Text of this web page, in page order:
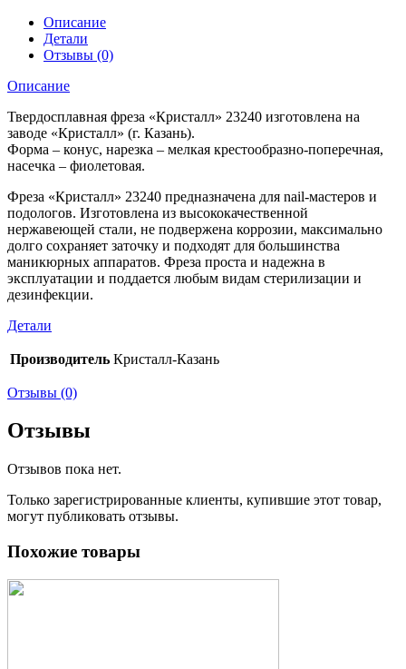
Описание
Детали
Отзывы (0)
Описание
Твердосплавная фреза «Кристалл» 23240 изготовлена на
заводе «Кристалл» (г. Казань).
Форма – конус, нарезка – мелкая крестообразно-поперечная,
насечка – фиолетовая.
Фреза «Кристалл» 23240 предназначена для nail-мастеров и
подологов. Изготовлена из высококачественной
нержавеющей стали, не подвержена коррозии, максимально
долго сохраняет заточку и подходят для большинства
маникюрных аппаратов. Фреза проста и надежна в
эксплуатации и поддается любым видам стерилизации и
дезинфекции.
Детали
Производитель Кристалл-Казань
Отзывы (0)
Отзывы
Отзывов пока нет.
Только зарегистрированные клиенты, купившие этот товар,
могут публиковать отзывы.
Похожие товары